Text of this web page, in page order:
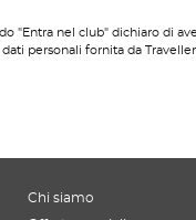
"Entra nel club" dichiaro di
personali fornita da
Chi siamo